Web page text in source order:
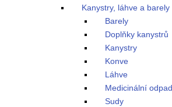
Kanystry, láhve a barely
Barely
Doplňky kanystrů
Kanystry
Konve
Láhve
Medicinální odpad
Sudy